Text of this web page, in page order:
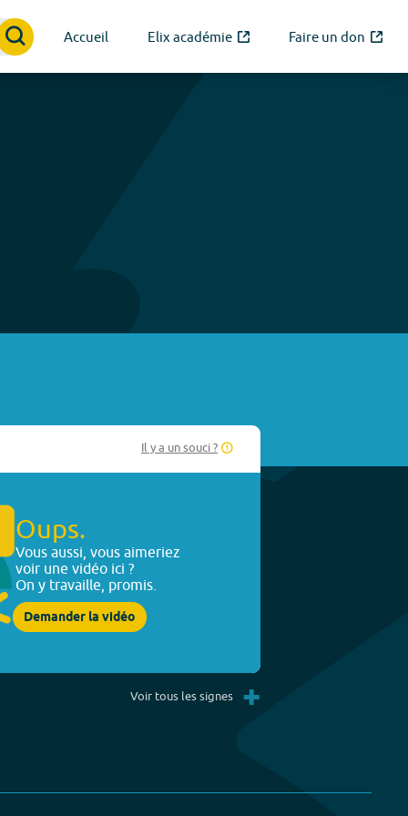
Accueil Elix académie Faire un don
Il y a un souci ?
Oups.
Vous aussi, vous aimeriez
voir une vidéo ici ?
On y travaille, promis.
Demander la vidéo
Voir tous les signes +